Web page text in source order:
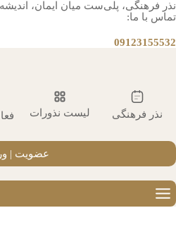
نذر فرهنگی، پلی‌ست میان ایمان،
تماس با ما:
09123155532
نذر فرهنگی لیست نذورات
عضویت |